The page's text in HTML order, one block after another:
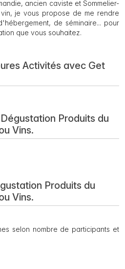
ancien caviste et Sommelier-
je vous propose de me rendre
de séminaire... pour
que vous souhaitez.
Activités avec Get
Produits du
Vins.
Produits du
Vins.
selon nombre de participants et